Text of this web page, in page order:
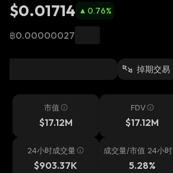
$0.01714 0.76%
฿0.00000027
掉期交易
市值
$17.12M
FDV
$17.12M
24小时成交量
$903.37K
成交量/市值 24小时
5.28%